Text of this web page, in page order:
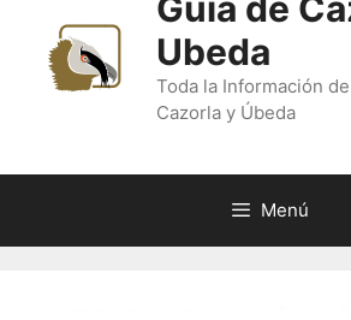
Ubeda
Toda la Información
Cazorla y Úbeda
Menú